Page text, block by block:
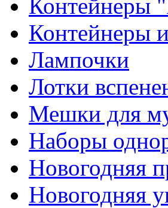
Контейнеры
Контейнеры
Лампочки
Лотки
Мешки для
Наборы
Новогодняя
Новогодняя